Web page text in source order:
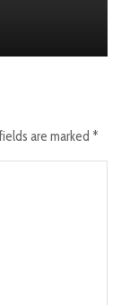
are marked *